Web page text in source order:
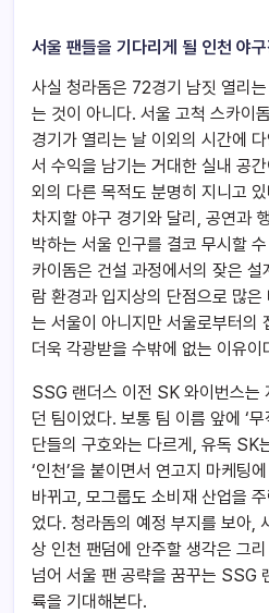
서울 팬들을 기다리게 될 인천 야
사실 청라돔은 72경기 남짓 열리
는 것이 아니다. 서울 고척 스카이
경기가 열리는 날 이외의 시간에
서 수익을 남기는 거대한 실내 공
외의 다른 목적도 분명히 지니고
차지할 야구 경기와 달리, 공연과
박하는 서울 인구를 결코 무시할
카이돔은 건설 과정에서의 잦은
람 환경과 입지상의 단점으로 많은
는 서울이 아니지만 서울로부터의
더욱 각광받을 수밖에 없는 이유이
SSG 랜더스 이전 SK 와이번스는
던 팀이었다. 보통 팀 이름 앞에 ‘무
단들의 구호와는 다르게, 유독 SK
‘인천’을 붙이면서 연고지 마케팅
바뀌고, 모그룹도 소비재 산업을
었다. 청라돔의 예정 부지를 보아,
상 인천 팬덤에 안주할 생각은 그
넘어 서울 팬 공략을 꿈꾸는 SSG
륙을 기대해본다.